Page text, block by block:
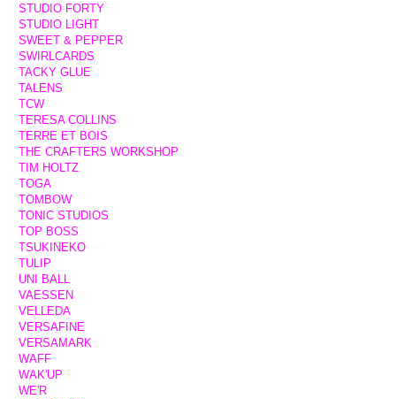
STUDIO FORTY
STUDIO LIGHT
SWEET & PEPPER
SWIRLCARDS
TACKY GLUE
TALENS
TCW
TERESA COLLINS
TERRE ET BOIS
THE CRAFTERS WORKSHOP
TIM HOLTZ
TOGA
TOMBOW
TONIC STUDIOS
TOP BOSS
TSUKINEKO
TULIP
UNI BALL
VAESSEN
VELLEDA
VERSAFINE
VERSAMARK
WAFF
WAK'UP
WE'R